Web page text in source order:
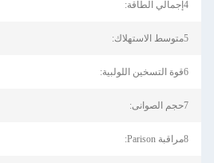
4إجمالي الطاقة:
5متوسط ​​الاستهلاك:
6قوة التسخين اللولبية:
7حجم الصوانى:
8مراقبة Parison: